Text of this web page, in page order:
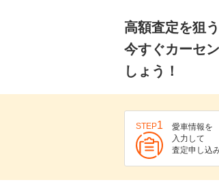
高額査定を狙う
今すぐカーセ
しょう！
STEP1
愛車情報を
入力して
査定申し込